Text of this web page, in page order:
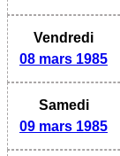
Vendredi
08 mars 1985
Samedi
09 mars 1985